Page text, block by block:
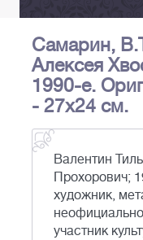
Самарин,
Алексея
1990-е.
- 27х24 см.
Валентин
Прохорович;
художник,
участник